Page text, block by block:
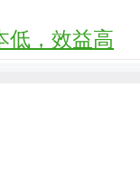
低，效益高